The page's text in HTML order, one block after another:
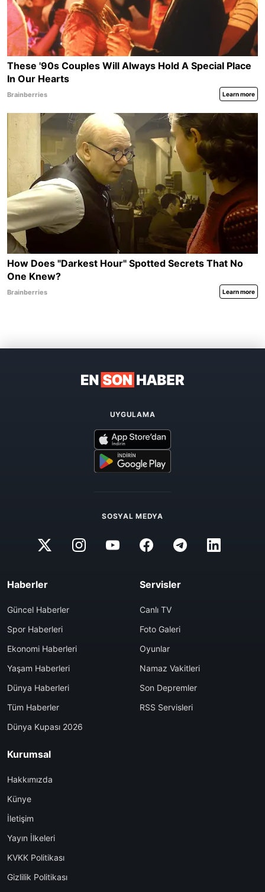
UYGULAMA
SOSYAL MEDYA
Haberler
Güncel Haberler
Spor Haberleri
Ekonomi Haberleri
Yaşam Haberleri
Dünya Haberleri
Tüm Haberler
Dünya Kupası 2026
Servisler
Canlı TV
Foto Galeri
Oyunlar
Namaz Vakitleri
Son Depremler
RSS Servisleri
Kurumsal
Hakkımızda
Künye
İletişim
Yayın İlkeleri
KVKK Politikası
Gizlilik Politikası